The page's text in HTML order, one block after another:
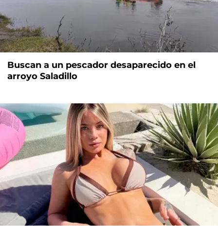
Buscan a un pescador desaparecido en el
arroyo Saladillo